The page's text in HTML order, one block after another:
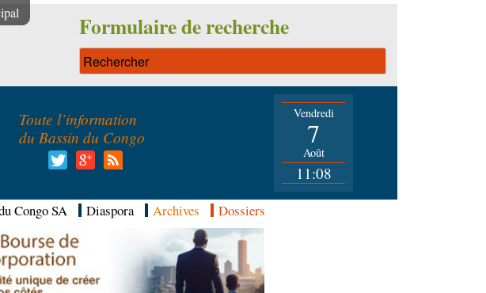
Formulaire de recherche
Toute l’information
du Bassin du Congo
Vendredi
7
Août
11:08
Congo SA Diaspora Archives Dossiers